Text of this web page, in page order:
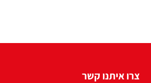
צרו איתנו קשר